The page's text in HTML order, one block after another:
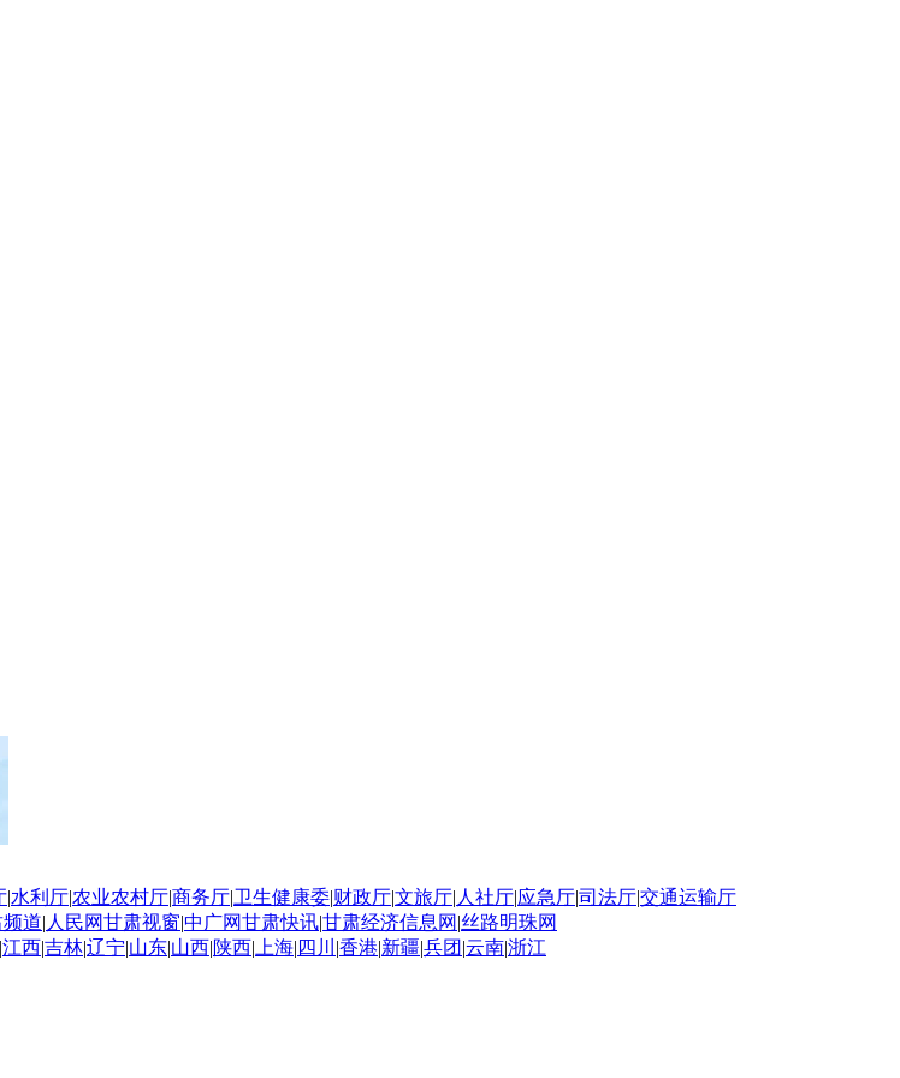
|水利厅|农业农村厅|商务厅|卫生健康委|财政厅|文旅厅| 人社厅|应急厅|司法厅|交通运输厅
道| 人民网甘肃视窗|中广网甘肃快讯|甘肃经济信息网 |丝路明珠网
|江西|吉林|辽宁|山东|山西|陕西| 上海| 四川 |香港|新疆|兵团 |云南|浙江